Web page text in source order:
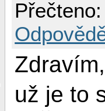
Zdravím,
už je to